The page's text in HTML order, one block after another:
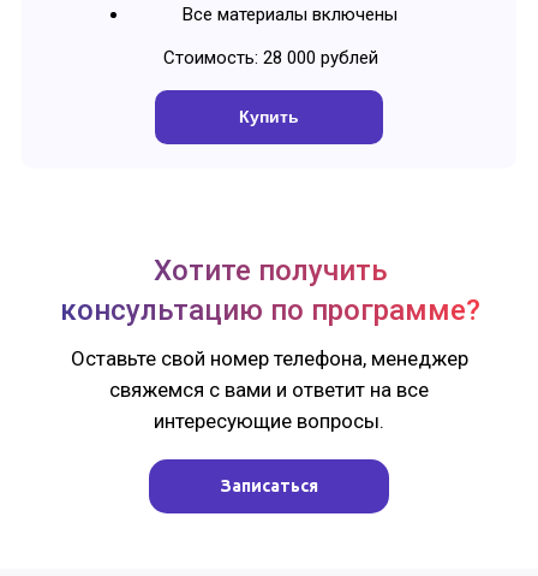
Стоимость: 28 000 рублей
Купить
Все материалы включены
Хотите получить
консультацию по программе?
Оставьте свой номер телефона, менеджер
свяжемся с вами и ответит на все
интересующие вопросы.
Записаться